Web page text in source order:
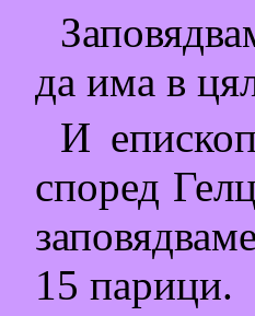
да има в
И
според
15 парици.